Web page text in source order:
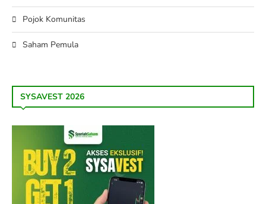
Pojok Komunitas
Saham Pemula
SYSAVEST 2026